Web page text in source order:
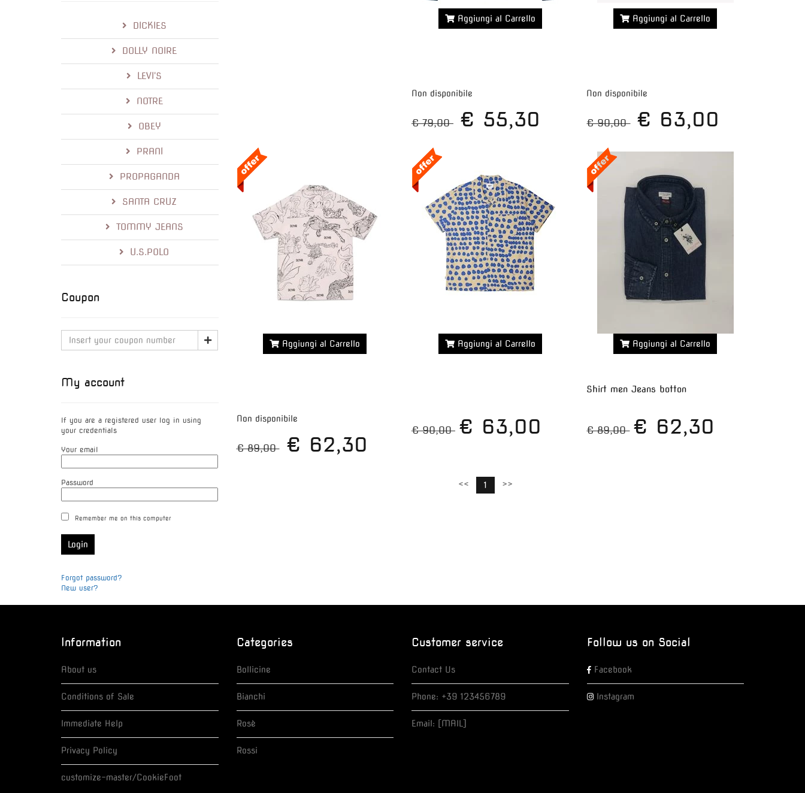
Aggiungi al Carrello
Non disponibile
€ 79,00 € 55,30
Aggiungi al Carrello
Non disponibile
€ 90,00 € 63,00
Aggiungi al Carrello
Non disponibile
€ 89,00 € 62,30
Aggiungi al Carrello
€ 90,00 € 63,00
Aggiungi al Carrello
Shirt men Jeans botton
€ 89,00 € 62,30
<< 1 >>
DICKIES
DOLLY NOIRE
LEVI'S
NOTRE
OBEY
PRANI
PROPAGANDA
SANTA CRUZ
TOMMY JEANS
U.S.POLO
Coupon
My account
If you are a registered user log in using
your credentials
Your email
Password
Remember me on this computer
Forgot password?
New user?
Information
About us
Conditions of Sale
Immediate Help
Privacy Policy
customize-master/CookieFoot
Categories
Bollicine
Bianchi
Rosè
Rossi
Customer service
Contact Us
Phone: +39 123456789
Email: [MAIL]
Follow us on Social
Facebook
Instagram